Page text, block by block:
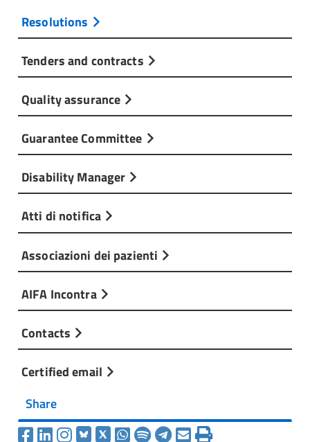
Resolutions
Tenders and contracts
Quality assurance
Guarantee Committee
Disability Manager
Atti di notifica
Associazioni dei pazienti
AIFA Incontra
Contacts
Certified email
Share